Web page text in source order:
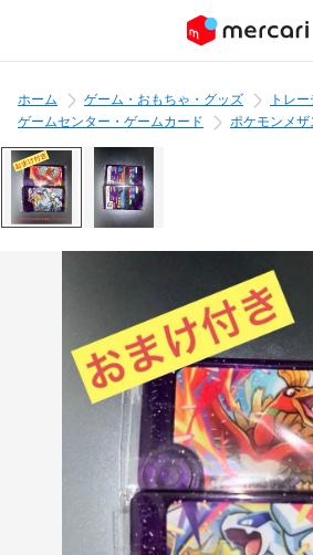
ホーム ゲーム・おもちゃ・グッズ
トレ
ゲームセンター・ゲームカード
ポケモンメ